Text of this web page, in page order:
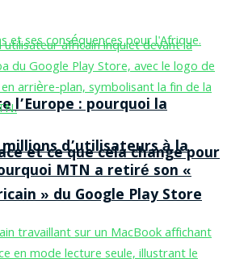
l’Europe : pourquoi la
et ce que cela change pour
millions d’utilisateurs à la
MTN a retiré son «
» du Google Play Store